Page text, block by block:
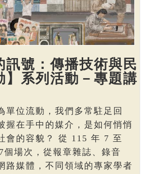
訊號：傳播技術與民
】系列活動－專題講
單位流動，我們多常駐足回
握在手中的媒介，是如何悄悄
會的容貌？ 從 115 年 7 至
個場次，從報章雜誌、錄音
路媒體，不同領域的專家學者